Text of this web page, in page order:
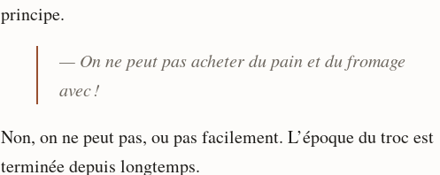
principe.
— On ne peut pas acheter du pain et du fromage
avec !
Non, on ne peut pas, ou pas facilement. L’époque du troc est
terminée depuis longtemps.